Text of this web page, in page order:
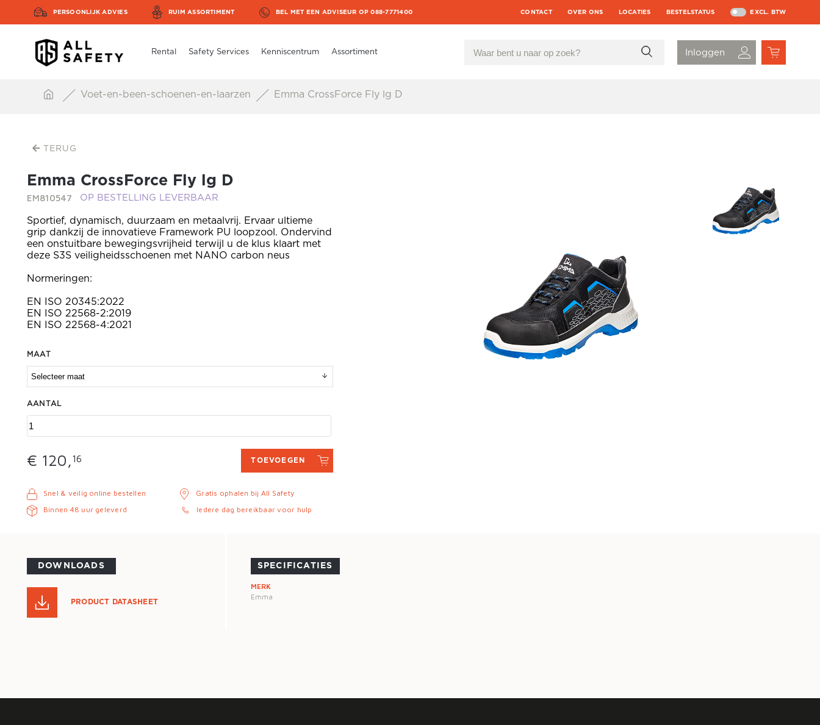
PERSOONLIJK ADVIES RUIM ASSORTIMENT BEL MET EEN ADVISEUR OP 088-7771400 CONTACT OVER ONS LOCATIES BESTELSTATUS EXCL. BTW
Rental Safety Services Kenniscentrum Assortiment
Voet-en-been-schoenen-en-laarzen Emma CrossForce Fly lg D
TERUG
Emma CrossForce Fly lg D
EM810547 OP BESTELLING LEVERBAAR
Sportief, dynamisch, duurzaam en metaalvrij. Ervaar ultieme
grip dankzij de innovatieve Framework PU loopzool. Ondervind
een onstuitbare bewegingsvrijheid terwijl u de klus klaart met
deze S3S veiligheidsschoenen met NANO carbon neus
Normeringen:
EN ISO 20345:2022
EN ISO 22568-2:2019
EN ISO 22568-4:2021
MAAT
AANTAL
€ 120,16 TOEVOEGEN
Snel & veilig online bestellen
Binnen 48 uur geleverd
Gratis ophalen bij All Safety
Iedere dag bereikbaar voor hulp
DOWNLOADS
PRODUCT DATASHEET
SPECIFICATIES
MERK
Emma